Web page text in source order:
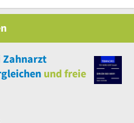
Zahnarzt
undfreie